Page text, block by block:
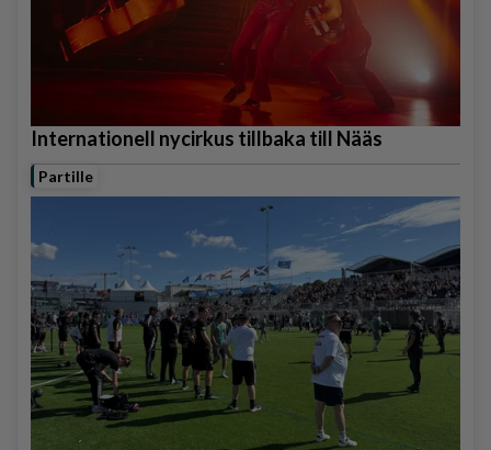
Internationell nycirkus tillbaka till Nääs
Partille